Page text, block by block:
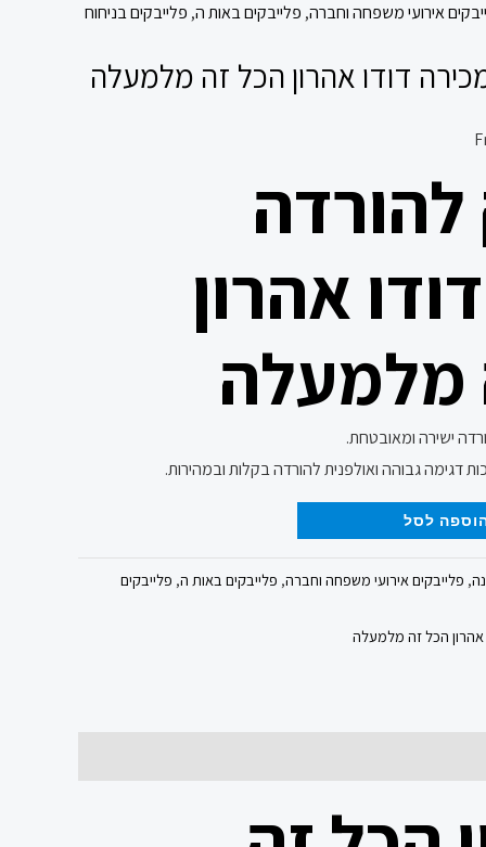
אירועי משפחה וחברה, פלייבקים באות ה, פלייבקים בניחוח
דודו אהרון הכל זה מלמעלה
להורדה
אהרון
מלמעלה
ישירה ומאובטחת.
דגימה גבוהה ואולפנית להורדה בקלות ובמהירות.
לסל
, פלייבקים אירועי משפחה וחברה, פלייבקים באות ה, פלייבקים
אהרון הכל זה מלמעלה